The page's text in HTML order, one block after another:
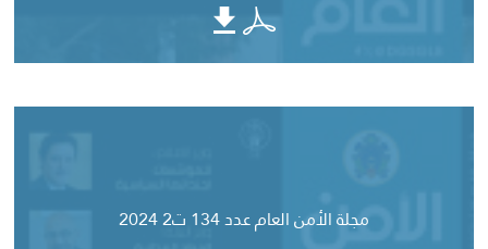
مجلة الأمن العام عدد 134 ت2 2024